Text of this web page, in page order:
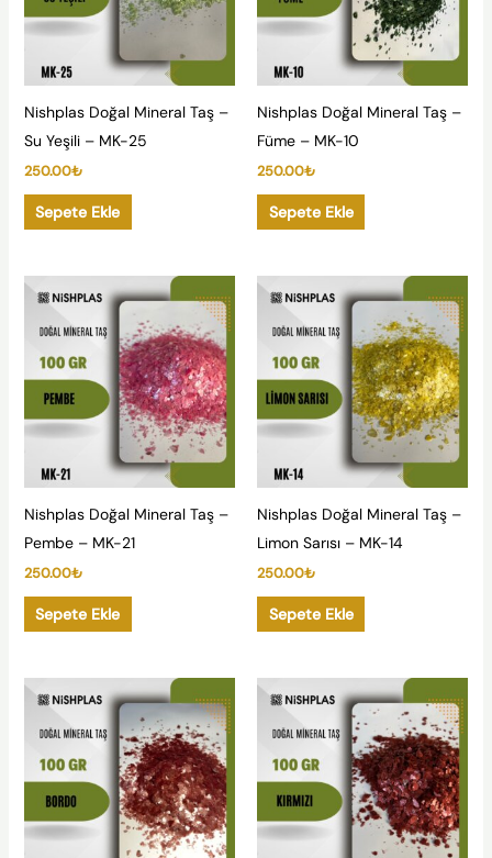
Nishplas Doğal Mineral Taş –
Su Yeşili – MK-25
250.00₺
Sepete Ekle
Nishplas Doğal Mineral Taş –
Füme – MK-10
250.00₺
Sepete Ekle
Nishplas Doğal Mineral Taş –
Pembe – MK-21
250.00₺
Sepete Ekle
Nishplas Doğal Mineral Taş –
Limon Sarısı – MK-14
250.00₺
Sepete Ekle